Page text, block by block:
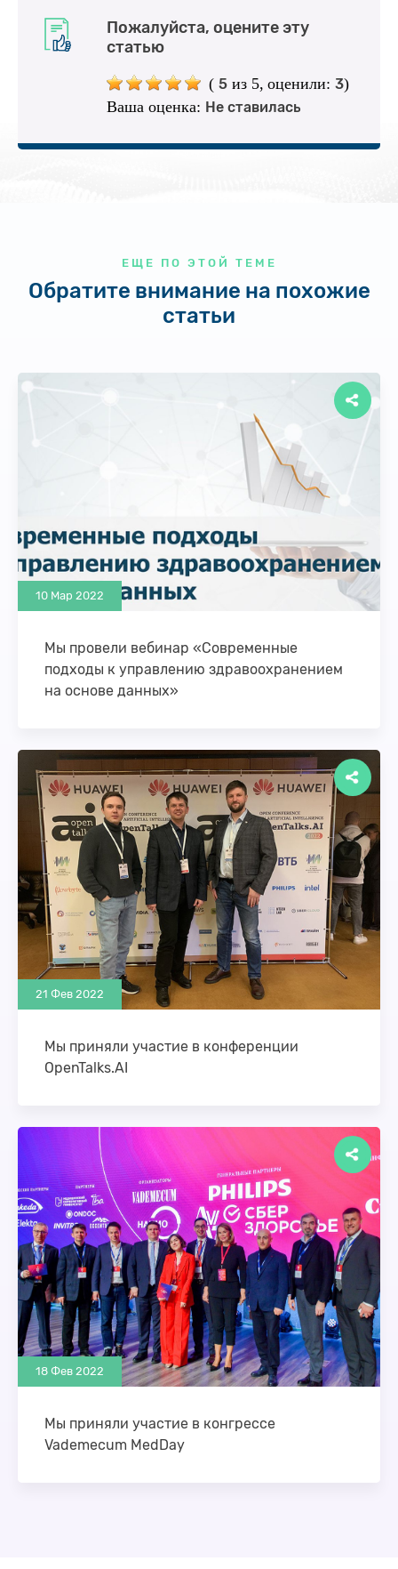
Пожалуйста, оцените эту
статью
( 5 из 5, оценили: 3)
Ваша оценка: Не ставилась
ЕЩЕ ПО ЭТОЙ ТЕМЕ
Обратите внимание на похожие
статьи
10 Мар 2022
Мы провели вебинар «Современные
подходы к управлению здравоохранением
на основе данных»
данных» с участием Директора по развитию
Webiomed Александра Гусева. …
21 Фев 2022
Мы приняли участие в конференции
OpenTalks.AI
искусственному интеллекту OpenTalks.AI.
Ключевые российские …
18 Фев 2022
Мы приняли участие в конгрессе
Vademecum MedDay